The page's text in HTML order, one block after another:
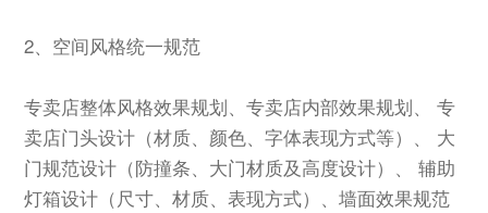
2、空间风格统一规范
专卖店整体风格效果规划、专卖店内部效果规划、 专
卖店门头设计（材质、颜色、字体表现方式等）、 大
门规范设计（防撞条、大门材质及高度设计）、 辅助
灯箱设计（尺寸、材质、表现方式）、墙面效果规范